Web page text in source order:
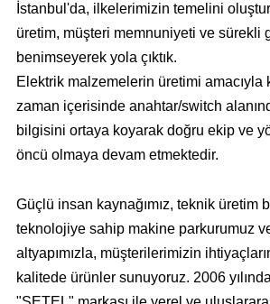
İstanbul'da, ilkelerimizin temelini
üretim, müşteri memnuniyeti ve sürekli
benimseyerek yola çıktık.
Elektrik malzemelerin üretimi amacıyla
zaman içerisinde anahtar/switch
bilgisini ortaya koyarak doğru ekip ve
öncü olmaya devam etmektedir.
Güçlü insan kaynağımız, teknik üretim
teknolojiye sahip makine parkurumuz
altyapımızla, müşterilerimizin
kalitede ürünler sunuyoruz. 2006